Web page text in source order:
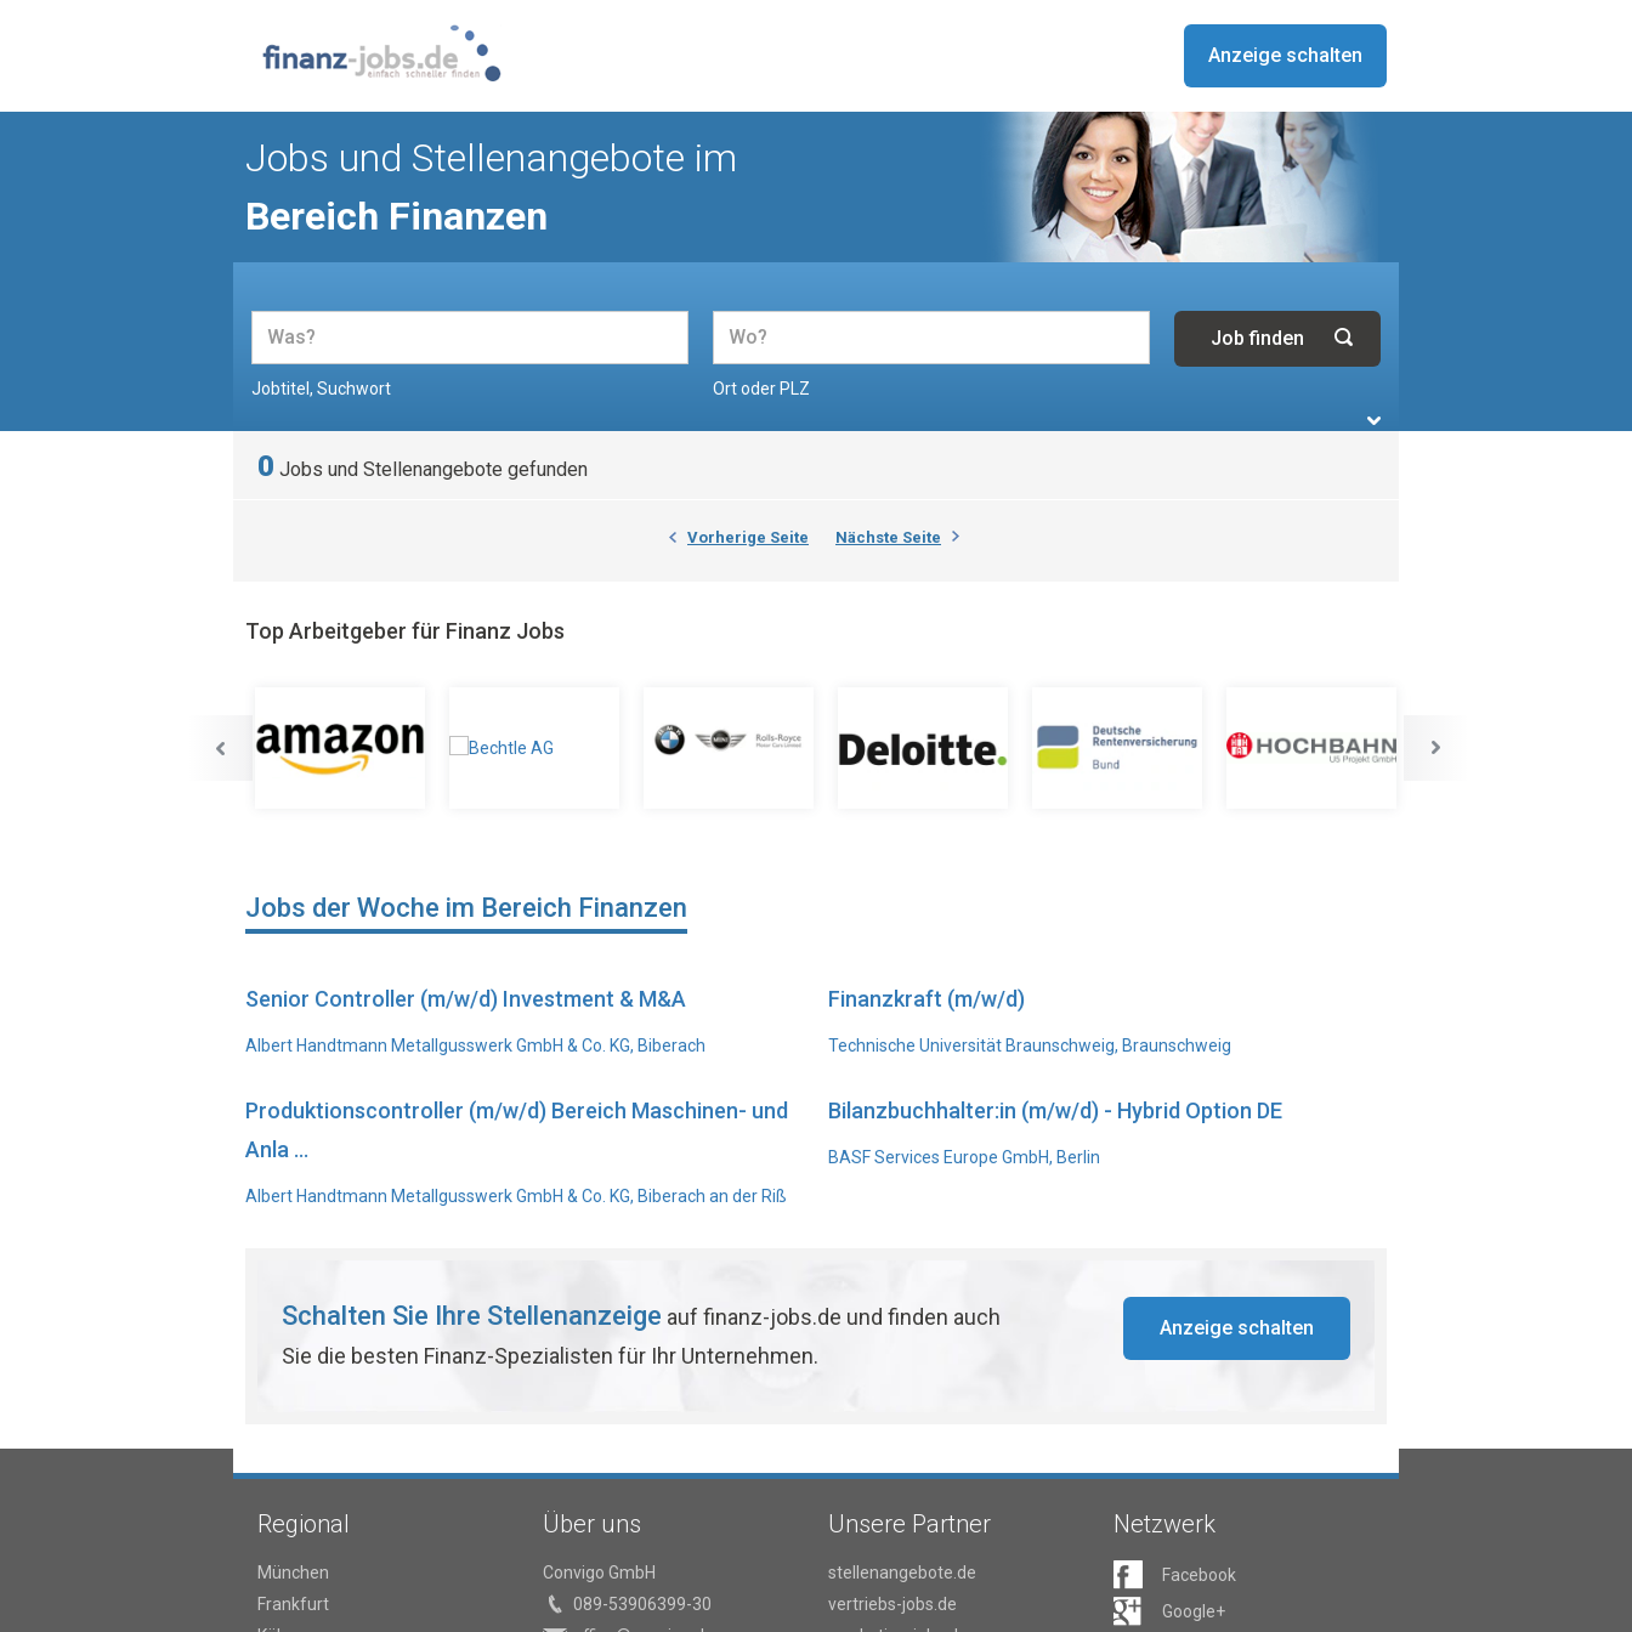
Anzeige schalten
Jobs und Stellenangebote im
Bereich Finanzen
Jobtitel, Suchwort Ort oder PLZ
0 Jobs und Stellenangebote gefunden
Vorherige Seite Nächste Seite
Top Arbeitgeber für Finanz Jobs
Jobs der Woche im Bereich Finanzen
Senior Controller (m/w/d) Investment & M&A
Albert Handtmann Metallgusswerk GmbH & Co. KG, Biberach
Finanzkraft (m/w/d)
Technische Universität Braunschweig, Braunschweig
Produktionscontroller (m/w/d) Bereich Maschinen- und
Anla ...
Albert Handtmann Metallgusswerk GmbH & Co. KG, Biberach an der Riß
Bilanzbuchhalter:in (m/w/d) - Hybrid Option DE
BASF Services Europe GmbH, Berlin
Schalten Sie Ihre Stellenanzeige auf finanz-jobs.de und finden auch
Sie die besten Finanz-Spezialisten für Ihr Unternehmen.
Anzeige schalten
Regional
München
Frankfurt
Über uns
Convigo GmbH
089-53906399-30
Unsere Partner
stellenangebote.de
vertriebs-jobs.de
Netzwerk
Facebook
Google+